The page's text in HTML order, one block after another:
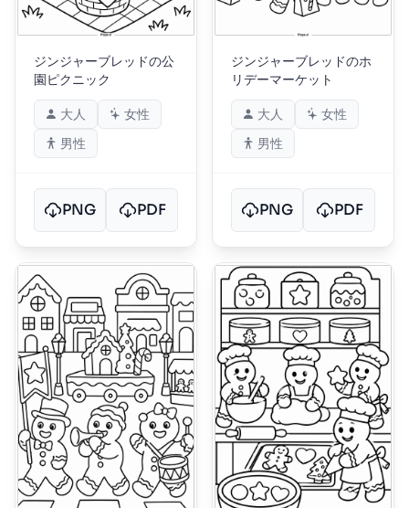
ジンジャーブレッドの公
園ピクニック
大人
女性
男性
PNG PDF
ジンジャーブレッドのホ
リデーマーケット
大人
女性
男性
PNG PDF